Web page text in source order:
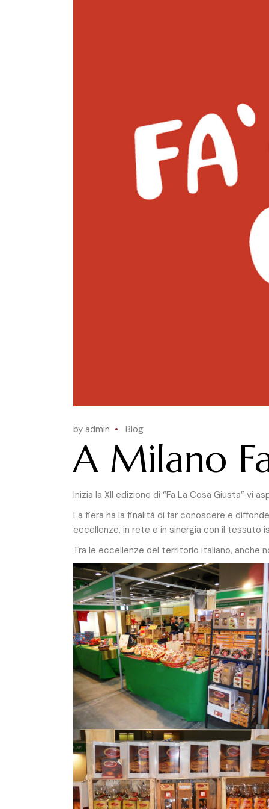
by admin Blog
A Milano
Inizia la XII edizione di “Fa La Cosa Giusta”
La fiera ha la finalità di far conoscere e
eccellenze, in rete e in sinergia con il tessuto
Tra le eccellenze del territorio italiano, anche